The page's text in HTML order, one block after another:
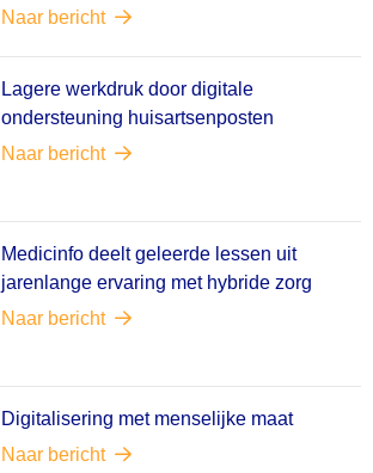
Naar bericht
Lagere werkdruk door digitale
ondersteuning huisartsenposten
Naar bericht
Medicinfo deelt geleerde lessen uit
jarenlange ervaring met hybride zorg
Naar bericht
Digitalisering met menselijke maat
Naar bericht